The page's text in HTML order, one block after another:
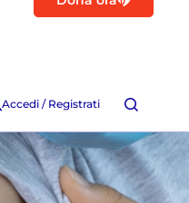
Accedi / Registrati